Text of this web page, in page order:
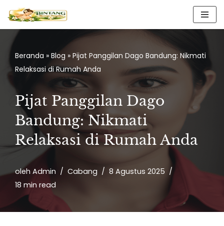
Lompat
ke
konten
Beranda » Blog » Pijat Panggilan Dago Bandung: Nikmati
Relaksasi di Rumah Anda
Pijat Panggilan Dago
Bandung: Nikmati
Relaksasi di Rumah Anda
oleh Admin Cabang
8 Agustus 2025
18 min read